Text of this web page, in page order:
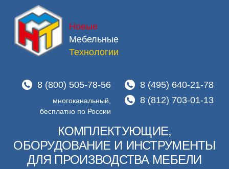
Новые
Мебельные
Технологии
8 (800) 505-78-56
многоканальный,
бесплатно по России
8 (495) 640-21-78
8 (812) 703-01-13
КОМПЛЕКТУЮЩИЕ,
ОБОРУДОВАНИЕ И ИНСТРУМЕНТЫ
ДЛЯ ПРОИЗВОДСТВА МЕБЕЛИ